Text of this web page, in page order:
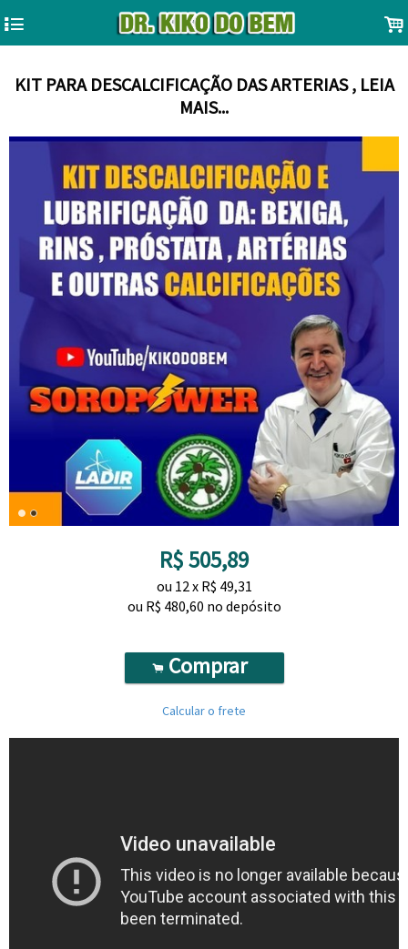
4 .
KIT PARA DESCALCIFICAÇÃO DAS ARTERIAS , LEIA
MAIS...
R$505,89
ou 12x R$ 49,31
ou R$ 480,60 no depósito
. Comprar
Calcular o frete